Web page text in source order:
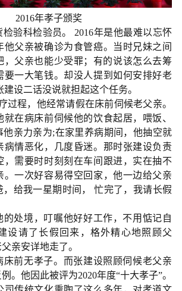
2016年孝子颁奖
检验科检验员。 2016年是他最难以忘怀
他父亲被确诊为食管癌。当时兄妹之间
，父亲也能少受罪；有的说该怎么去筹
要一大笔钱。却没人提到如何安排好老
设二话没说就担起这个任务。
过程，他经常请假在床前伺候老父亲。
在病床前伺候他的饮食起居，喂饭、
他亲力亲为;在家里养病期间，他抽空就
病情恶化，几度昏迷。那时张建设负责
，需要时时刻刻在车间跟进，实在抽不
。一次好容易得空回家，他一边给父亲
，给我一星期时间， 忙完了，我请长假
的处境，叮嘱他好好工作，不用惦记自
设请了长假回来，格外精心地照顾父
亲安详地走了。
床前无孝子。而张建设照顾伺候老父亲
。他因此被评为2020年度“十大孝子”。